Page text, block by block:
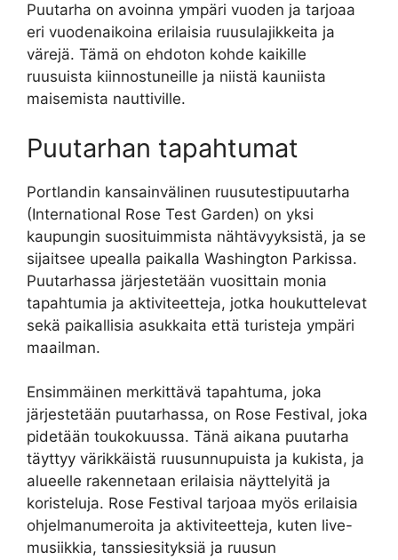
Puutarha on avoinna ympäri vuoden ja tarjoaa
eri vuodenaikoina erilaisia ruusulajikkeita ja
värejä. Tämä on ehdoton kohde kaikille
ruusuista kiinnostuneille ja niistä kauniista
maisemista nauttiville.
Puutarhan tapahtumat
Portlandin kansainvälinen ruusutestipuutarha
(International Rose Test Garden) on yksi
kaupungin suosituimmista nähtävyyksistä, ja se
sijaitsee upealla paikalla Washington Parkissa.
Puutarhassa järjestetään vuosittain monia
tapahtumia ja aktiviteetteja, jotka houkuttelevat
sekä paikallisia asukkaita että turisteja ympäri
maailman.
Ensimmäinen merkittävä tapahtuma, joka
järjestetään puutarhassa, on Rose Festival, joka
pidetään toukokuussa. Tänä aikana puutarha
täyttyy värikkäistä ruusunnupuista ja kukista, ja
alueelle rakennetaan erilaisia näyttelyitä ja
koristeluja. Rose Festival tarjoaa myös erilaisia
ohjelmanumeroita ja aktiviteetteja, kuten live-
musiikkia, tanssiesityksiä ja ruusun